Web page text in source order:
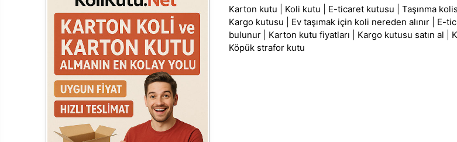
Karton kutu Koli kutu E-ticaret kutusu Taşınma
Kargo kutusu
Ev taşımak için koli nereden alınır| E-
bulunur| Karton kutu fiyatları Kargo kutusu satın al
Köpük strafor kutu